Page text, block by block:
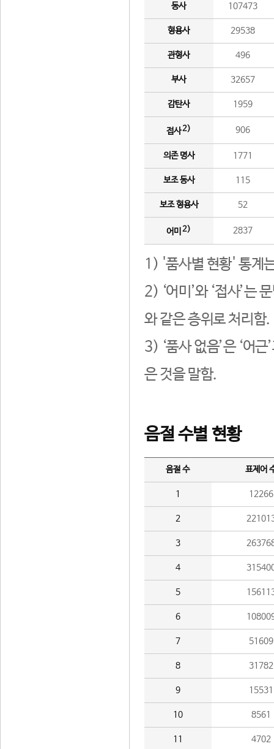
동사 107473
형용사 29538
관형사 496
부사 32657
감탄사 1959
접사2) 906
의존 명사 1771
보조 동사 115
보조 형용사 52
어미 2) 2837
1) '품사별 현황' 통계
2) ‘어미’와 ‘접사’는
와 같은 층위로 처리함.
3) ‘품사 없음’은 ‘어
은 것을 말함.
음절 수별 현황
음절 수 표제어
1 12266
2
3
4
5
6
7 51609
8 31782
9 15531
10 8561
11 4702